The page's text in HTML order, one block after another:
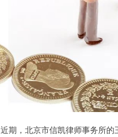
近期，北京市信凯律师事务所